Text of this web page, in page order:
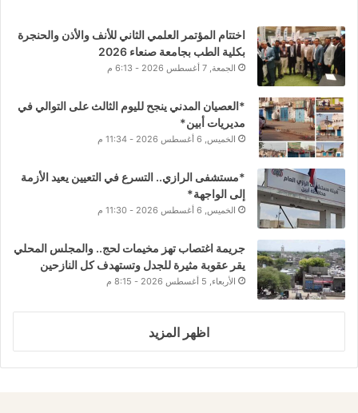
اختتام المؤتمر العلمي الثاني للأنف والأذن والحنجرة
بكلية الطب بجامعة صنعاء 2026
الجمعة, 7 أغسطس 2026 - 6:13 م
*العصيان المدني ينجح لليوم الثالث على التوالي في
مديريات أبين*
الخميس, 6 أغسطس 2026 - 11:34 م
*مستشفى الرازي.. التسرع في التعيين يعيد الأزمة
إلى الواجهة*
الخميس, 6 أغسطس 2026 - 11:30 م
جريمة اغتصاب تهز مخيمات لحج.. والمجلس المحلي
يقر عقوبة مثيرة للجدل وتستهدف كل النازحين
الأربعاء, 5 أغسطس 2026 - 8:15 م
اظهر المزيد